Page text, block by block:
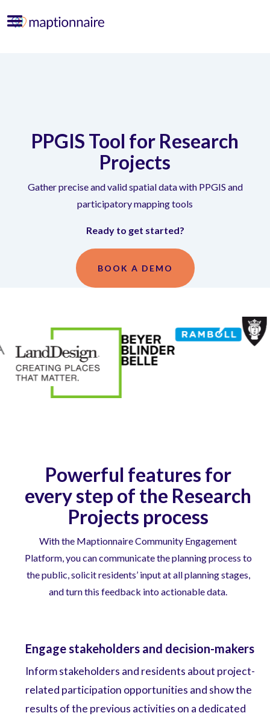
PPGIS Tool for Research
Projects
Gather precise and valid spatial data with PPGIS and
participatory mapping tools
Ready to get started?
BOOK A DEMO
Powerful features for
every step of the Research
Projects process
With the Maptionnaire Community Engagement
Platform, you can communicate the planning process to
the public, solicit residents’ input at all planning stages,
and turn this feedback into actionable data.
Engage stakeholders and decision-makers
Inform stakeholders and residents about project-
related participation opportunities and show the
results of the previous activities on a dedicated